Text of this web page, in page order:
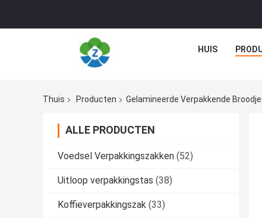
HUIS
Thuis Producten Gelamineerde Verpakkende
ALLE PRODUCTEN
Voedsel Verpakkingszakken (52)
Uitloop verpakkingstas (38)
Koffieverpakkingszak (33)